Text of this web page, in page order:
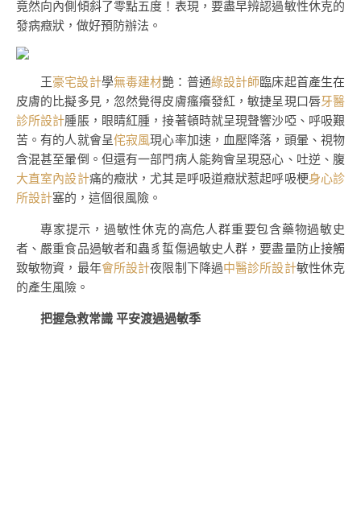
竟然向內側傾斜了零點五度！表現，要盡早辨認過敏性休克的
發病癥狀，做好預防辦法。
王豪宅設計學無毒建材艷：普通綠設計師臨床起首產生在
皮膚的比擬多見，忽然覺得皮膚瘙癢發紅，敏捷呈現口唇牙醫
診所設計腫脹，眼睛紅腫，接著頓時就呈現聲響沙啞、呼吸艱
苦。有的人就會呈侘寂風現心率加速，血壓降落，頭暈、視物
含混甚至暈倒。但還有一部門病人能夠會呈現惡心、吐逆、腹
大直室內設計痛的癥狀，尤其是呼吸道癥狀惹起呼吸梗身心診
所設計塞的，這個很風險。
專家提示，過敏性休克的高危人群重要包含藥物過敏史
者、嚴重食品過敏者和蟲豸蜇傷過敏史人群，要盡量防止接觸
致敏物資，最年會所設計夜限制下降過中醫診所設計敏性休克
的產生風險。
把握急救常識 平安渡過過敏季